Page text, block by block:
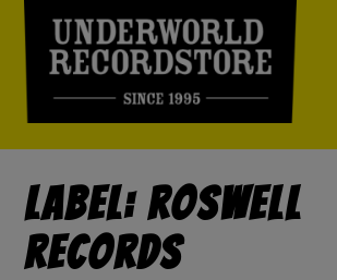
Label: Roswell
Records